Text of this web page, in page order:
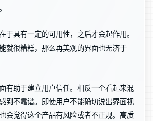
于具有一定的可用性，之后才会起作用。
就很糟糕，那么再美观的界面也无济于
有助于建立用户信任。相反一个看起来混
到不靠谱。即使用户不能确切说出界面视
会觉得这个产品有风险或者不正规。高质